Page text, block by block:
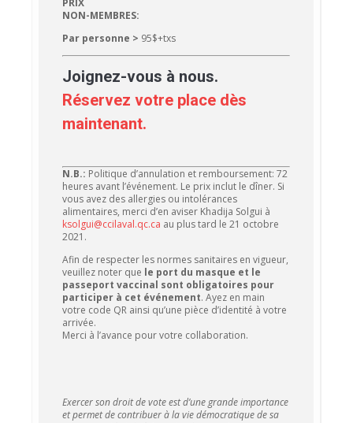
NON-MEMBRES:
Par personne > 95$+txs
Joignez-vous à nous.
Réservez votre place dès
maintenant.
N.B.: Politique d’annulation et remboursement: 72
heures avant l’événement. Le prix inclut le dîner. Si
vous avez des allergies ou intolérances
alimentaires, merci d’en aviser Khadija Solgui à
ksolgui@ccilaval.qc.ca au plus tard le 21 octobre
2021.
Afin de respecter les normes sanitaires en vigueur,
veuillez noter que le port du masque et le
passeport vaccinal sont obligatoires pour
participer à cet événement. Ayez en main
votre code QR ainsi qu’une pièce d’identité à votre
arrivée.
Merci à l’avance pour votre collaboration.
Exercer son droit de vote est d’une grande importance
et permet de contribuer à la vie démocratique de sa